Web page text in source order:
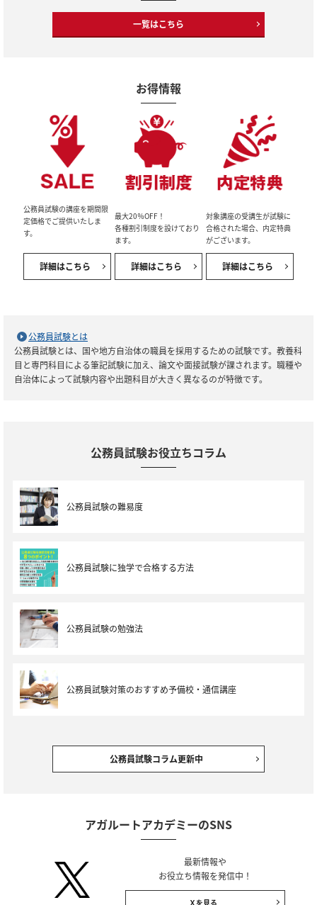
一覧はこちら
お得情報
公務員試験の講座を期間限
定価格でご提供いたしま
す。
詳細はこちら
最大20％OFF！
各種割引制度を設けており
ます。
詳細はこちら
対象講座の受講生が試験に
合格された場合、内定特典
がございます。
詳細はこちら
公務員試験とは
公務員試験とは、国や地方自治体の職員を採用するための試験です。教養科
目と専門科目による筆記試験に加え、論文や面接試験が課されます。職種や
自治体によって試験内容や出題科目が大きく異なるのが特徴です。
公務員試験お役立ちコラム
公務員試験の難易度
公務員試験に独学で合格する方法
公務員試験の勉強法
公務員試験対策のおすすめ予備校・通信講座
公務員試験コラム更新中
アガルートアカデミーのSNS
最新情報や
お役立ち情報を発信中！
Ｘを見る